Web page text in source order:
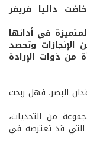
داليا فريفر
في أدائها
وتحصد
من ذوات الإرادة
البصر، فهل ربحت
من التحديات،
التي قد تعترضه في